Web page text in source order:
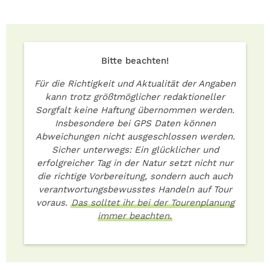
Bitte beachten!
Für die Richtigkeit und Aktualität der Angaben
kann trotz größtmöglicher redaktioneller
Sorgfalt keine Haftung übernommen werden.
Insbesondere bei GPS Daten können
Abweichungen nicht ausgeschlossen werden.
Sicher unterwegs: Ein glücklicher und
erfolgreicher Tag in der Natur setzt nicht nur
die richtige Vorbereitung, sondern auch auch
verantwortungsbewusstes Handeln auf Tour
voraus. Das solltet ihr bei der Tourenplanung
immer beachten.